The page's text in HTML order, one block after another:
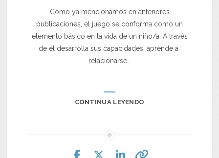
Como ya mencionamos en anteriores
publicaciones, el juego se conforma como un
elemento básico en la vida de un niño/a. A través
de él desarrolla sus capacidades, aprende a
relacionarse…
CONTINUA LEYENDO